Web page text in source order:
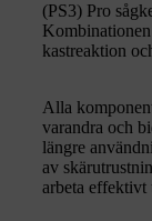
(PS3) Pro
kastreaktion
Alla
varandra och
längre
av
arbeta effektivt